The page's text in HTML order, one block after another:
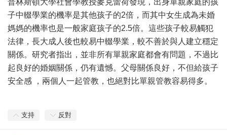
普林斯頓大學社會學教授麥克蕾荷發現，出身單親家庭的孩
子中輟學業的機率是其他孩子的2倍，而其中女生成為未婚
媽媽的機率也是一般家庭孩子的2.5倍。這些孩子較易觸犯
法律，長大成人後也較易中輟學業，較不善於與人建立穩定
關係。研究者指出，並非所有單親家庭都會有問題，不過比
起良好的婚姻關係，仍有遺憾。父母關係良好，不但給孩子
安全感 ，兩個人一起管教，也絕對比單親管教容易得多。
支持 反對